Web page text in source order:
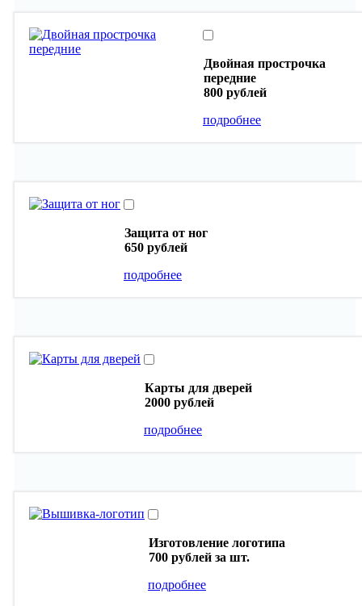
Двойная прострочка
передние
800 рублей
подробнее
Защита от ног
650 рублей
подробнее
Карты для дверей
2000 рублей
подробнее
Изготовление логотипа
700 рублей за шт.
подробнее